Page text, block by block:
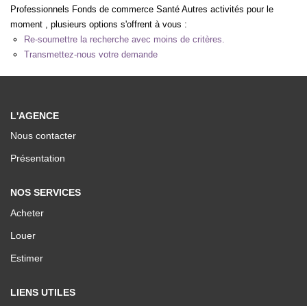
NOTRE AGENCE
Nous Contacter
Créer une alerte
Professionnels Fonds de commerce Santé Autres activités pour le
moment , plusieurs options s'offrent à vous :
Re-soumettre la recherche avec moins de critères.
Transmettez-nous votre demande
L'AGENCE
Nous contacter
Présentation
NOS SERVICES
Acheter
Louer
Estimer
LIENS UTILES